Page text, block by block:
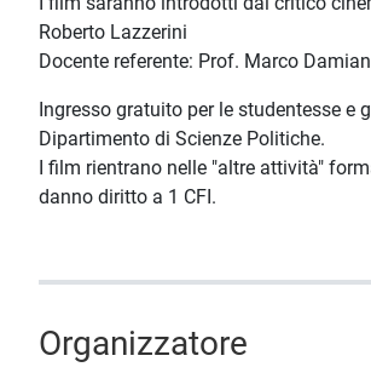
Roberto Lazzerini
Docente referente: Prof. Marco
Ingresso gratuito per le studentesse e
Dipartimento di Scienze Politiche.
I film rientrano nelle "altre attività"
danno diritto a 1 CFI.
Organizzatore